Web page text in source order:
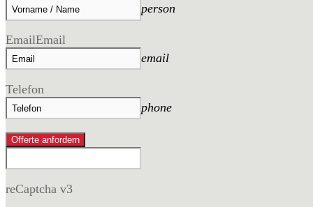
person
EmailEmail
email
Telefon
phone
Offerte anfordern
reCaptcha v3